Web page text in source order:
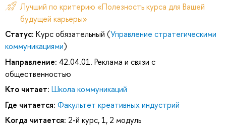
Лучший по критерию «Полезность курса для Вашей
будущей карьеры»
Статус: Курс обязательный (Управление стратегическими
коммуникациями)
Направление: 42.04.01. Реклама и связи с
общественностью
Кто читает: Школа коммуникаций
Где читается: Факультет креативных индустрий
Когда читается: 2-й курс, 1, 2 модуль